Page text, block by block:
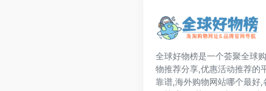
全球好物榜是一个荟聚全球
物推荐分享,优惠活动推荐的
靠谱,海外购物网站哪个最好